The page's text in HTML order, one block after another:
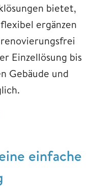
bietet,
ergänzen
Einzellösung bis
Gebäude und
einfache